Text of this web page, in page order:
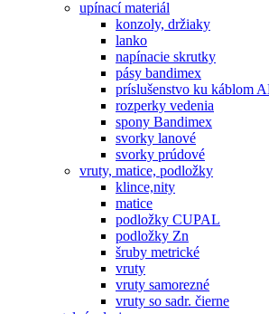
upínací materiál
konzoly, držiaky
lanko
napínacie skrutky
pásy bandimex
príslušenstvo ku káblom
rozperky vedenia
spony Bandimex
svorky lanové
svorky prúdové
vruty, matice, podložky
klince,nity
matice
podložky CUPAL
podložky Zn
šruby metrické
vruty
vruty samorezné
vruty so sadr. čierne